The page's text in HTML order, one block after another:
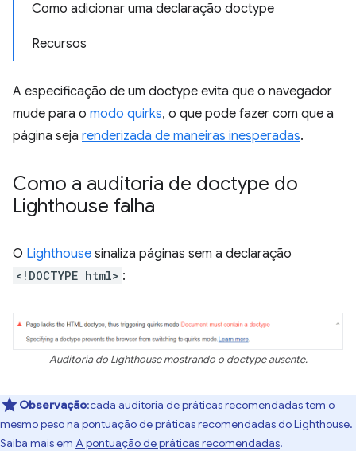
Como adicionar uma declaração doctype
Recursos
A especificação de um doctype evita que o navegador
mude para o modo quirks, o que pode fazer com que a
página seja renderizada de maneiras inesperadas.
Como a auditoria de doctype do
Lighthouse falha
O Lighthouse sinaliza páginas sem a declaração
<!DOCTYPE html> :
Auditoria do Lighthouse mostrando o doctype ausente.
Observação:cada auditoria de práticas recomendadas tem o
mesmo peso na pontuação de práticas recomendadas do Lighthouse.
Saiba mais em A pontuação de práticas recomendadas.